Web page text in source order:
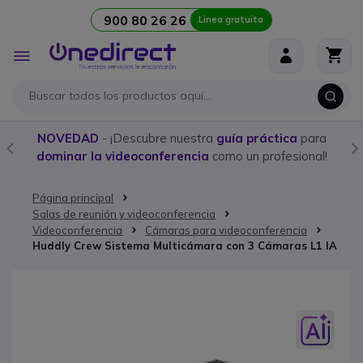
900 80 26 26 Linea gratuita
Toggle
Nav
NOVEDAD - ¡Descubre nuestra guía práctica para
dominar la videoconferencia como un profesional!
Página principal
Salas de reunión y videoconferencia
Videoconferencia
Cámaras para videoconferencia
Huddly Crew Sistema Multicámara con 3 Cámaras L1 IA